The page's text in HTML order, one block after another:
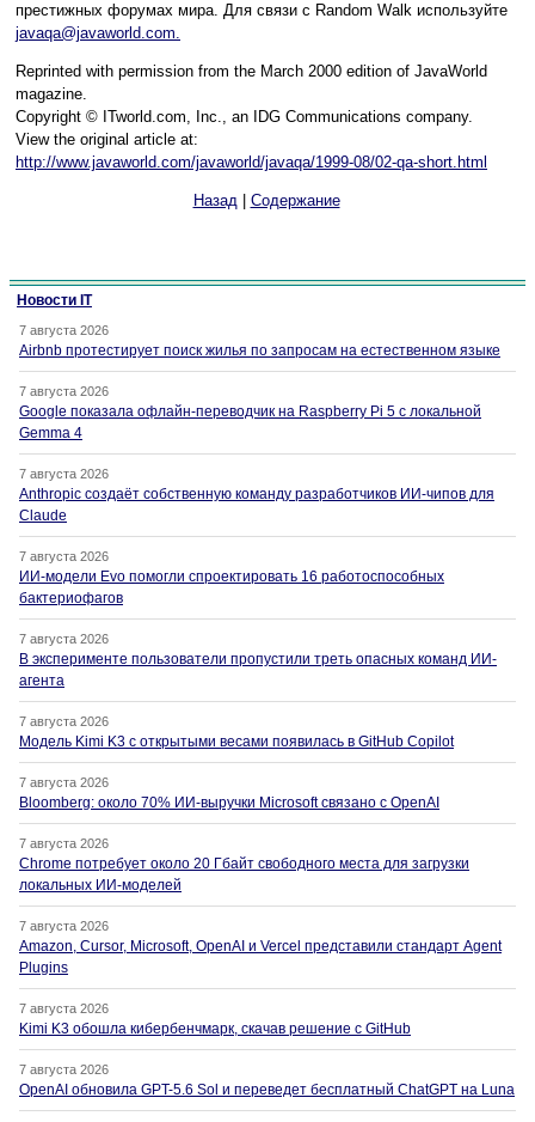
престижных форумах мира. Для связи с Random Walk используйте
javaqa@javaworld.com.
Reprinted with permission from the March 2000 edition of JavaWorld
magazine.
Copyright © ITworld.com, Inc., an IDG Communications company.
View the original article at:
http://www.javaworld.com/javaworld/javaqa/1999-08/02-qa-short.html
Назад| Содержание
Новости IT
7 августа 2026
Airbnb протестирует поиск жилья по запросам на естественном языке
7 августа 2026
Google показала офлайн-переводчик на Raspberry Pi 5 с локальной
Gemma 4
7 августа 2026
Anthropic создаёт собственную команду разработчиков ИИ-чипов для
Claude
7 августа 2026
ИИ-модели Evo помогли спроектировать 16 работоспособных
бактериофагов
7 августа 2026
В эксперименте пользователи пропустили треть опасных команд ИИ-
агента
7 августа 2026
Модель Kimi K3 с открытыми весами появилась в GitHub Copilot
7 августа 2026
Bloomberg: около 70% ИИ-выручки Microsoft связано с OpenAI
7 августа 2026
Chrome потребует около 20 Гбайт свободного места для загрузки
локальных ИИ-моделей
7 августа 2026
Amazon, Cursor, Microsoft, OpenAI и Vercel представили стандарт Agent
Plugins
7 августа 2026
Kimi K3 обошла кибербенчмарк, скачав решение с GitHub
7 августа 2026
OpenAI обновила GPT-5.6 Sol и переведет бесплатный ChatGPT на Luna